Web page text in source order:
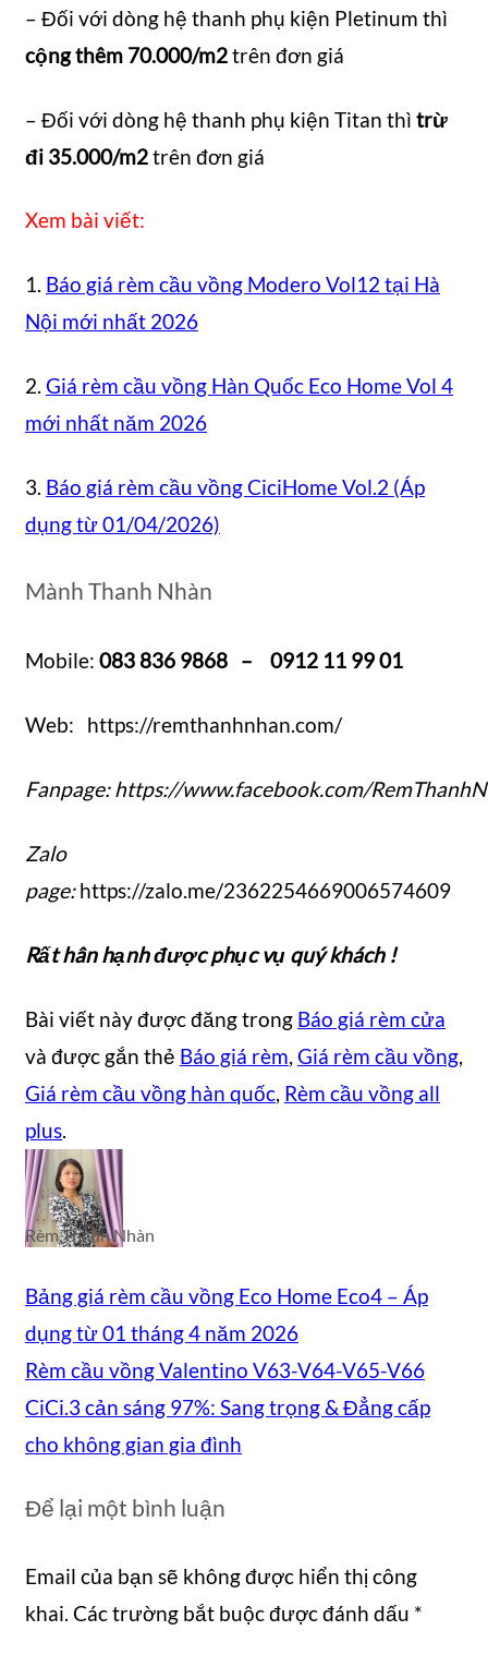
– Đối với dòng hệ thanh phụ kiện Pletinum thì
cộng thêm 70.000/m2trên đơn giá
– Đối với dòng hệ thanh phụ kiện Titan thì trừ
đi 35.000/m2trên đơn giá
Xem bài viết:
1. Báo giá rèm cầu vồng Modero Vol12 tại Hà
Nội mới nhất 2026
2. Giá rèm cầu vồng Hàn Quốc Eco Home Vol 4
mới nhất năm 2026
3. Báo giá rèm cầu vồng CiciHome Vol.2 (Áp
dụng từ 01/04/2026)
Mành Thanh Nhàn
Mobile: 083 836 9868 – 0912 11 99 01
Web: https://remthanhnhan.com/
Fanpage: https://www.facebook.com/
Zalo
page:https://zalo.me/2362254669006574609
Rất hân hạnh được phục vụ quý khách !
Bài viết này được đăng trong Báo giá rèm cửa
và được gắn thẻ Báo giá rèm Giá rèm cầu vồng
Giá rèm cầu vồng hàn quốc Rèm cầu vồng all
plus
Rèm Thanh Nhàn
Bảng giá rèm cầu vồng Eco Home Eco4 – Áp
dụng từ 01 tháng 4 năm 2026
Rèm cầu vồng Valentino V63-V64-V65-V66
CiCi.3 cản sáng 97%: Sang trọng & Đẳng cấp
cho không gian gia đình
Để lại một bình luận
Email của bạn sẽ không được hiển thị công
khai. Các trường bắt buộc được đánh dấu *